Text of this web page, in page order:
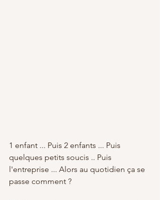
1 enfant ... Puis 2 enfants ... Puis
quelques petits soucis .. Puis
l'entreprise ... Alors au quotidien ça se
passe comment ?